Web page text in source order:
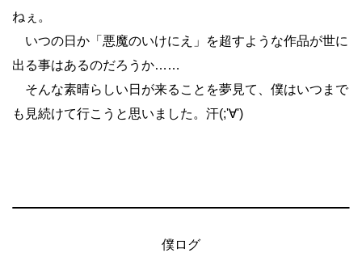
ねぇ。
いつの日か「悪魔のいけにえ」を超すような作品が世に
出る事はあるのだろうか……
そんな素晴らしい日が来ることを夢見て、僕はいつまで
も見続けて行こうと思いました。汗(;'∀')
僕ログ